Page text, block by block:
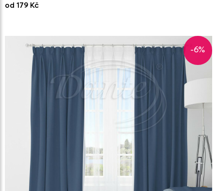
od 179 Kč
-6%